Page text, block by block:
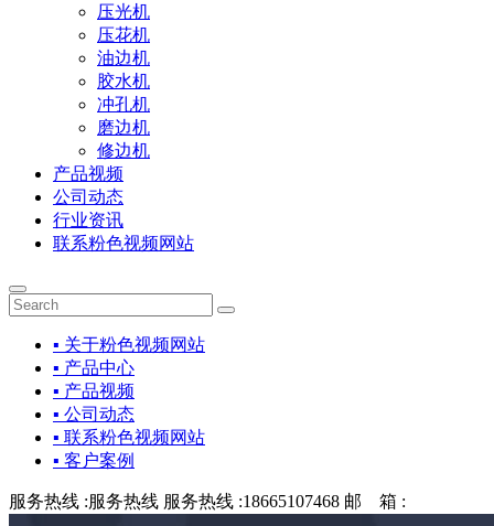
压光机
压花机
油边机
胶水机
冲孔机
磨边机
修边机
产品视频
公司动态
行业资讯
联系粉色视频网站
▪ 关于粉色视频网站
▪ 产品中心
▪ 产品视频
▪ 公司动态
▪ 联系粉色视频网站
▪ 客户案例
服务热线 :服务热线 服务热线 :18665107468 邮 箱 :